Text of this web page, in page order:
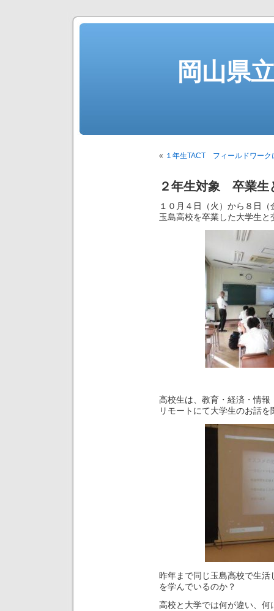
岡山県
« １年生TACT フィールドワーク
２年生対象 卒業生
１０月４日（火）から８日
玉島高校を卒業した大学生と
高校生は、教育・経済・情
リモートにて大学生のお話を
昨年まで同じ玉島高校で生
を学んでいるのか？
高校と大学では何が違い、